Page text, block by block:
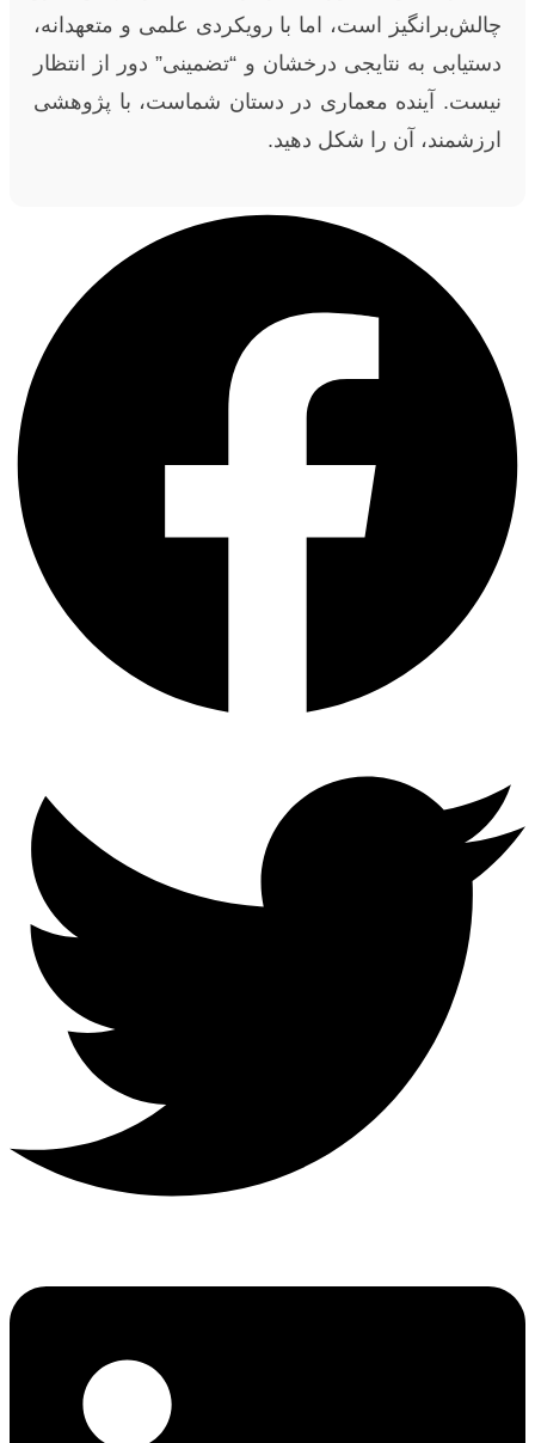
چالش‌برانگیز است، اما با رویکردی علمی و متعهدانه،
دستیابی به نتایجی درخشان و “تضمینی” دور از انتظار
نیست. آینده معماری در دستان شماست، با پژوهشی
ارزشمند، آن را شکل دهید.